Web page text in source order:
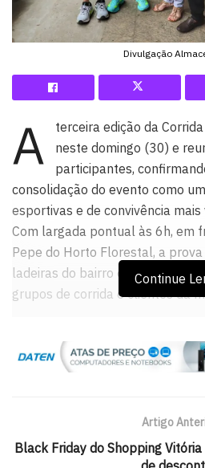
Divulgação
A terceira edição da
neste domingo (30) e
participantes,
consolidação do evento como
esportivas e de convivência
Com largada pontual às 6h, em
Pepe do Horto Florestal, a
ladeiras do bairro em um
grupos de corrida e clientes da
da manhã. Além da corrida em
desfrutaram de uma estrutura
parque infantil e um show
que relembrou antigos sucessos
Continue
Artigo
Black Friday do Shopping